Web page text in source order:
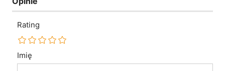
Rating
Imię